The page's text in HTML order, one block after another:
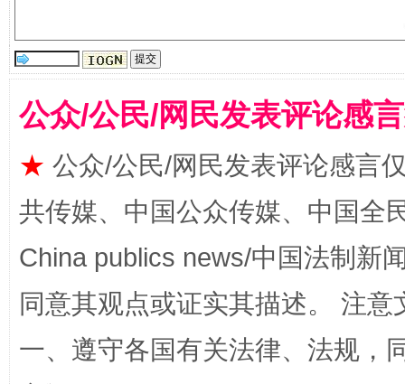
公众/公民/网民发表评论感
★ 公众/公民/网民发表评论感言
共传媒、中国公众传媒、中国全
China publics news/中国法制新
同意其观点或证实其描述。 注
一、遵守各国有关法律、法规，